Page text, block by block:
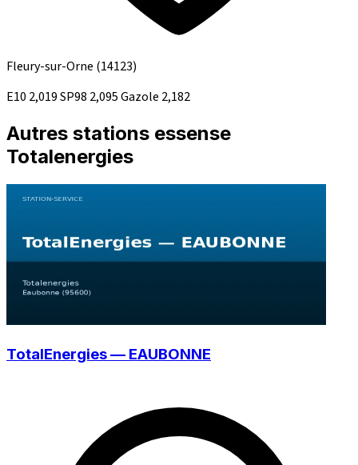
Fleury-sur-Orne (14123)
E10 2,019SP98 2,095Gazole 2,182
Autres stations essense
Totalenergies
TotalEnergies — EAUBONNE